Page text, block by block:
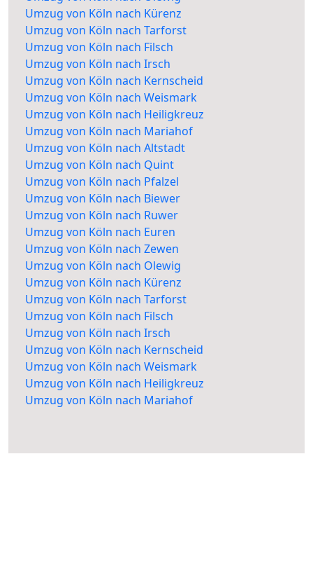
Umzug von Köln nach Kürenz
Umzug von Köln nach Tarforst
Umzug von Köln nach Filsch
Umzug von Köln nach Irsch
Umzug von Köln nach Kernscheid
Umzug von Köln nach Weismark
Umzug von Köln nach Heiligkreuz
Umzug von Köln nach Mariahof
Umzug von Köln nach Altstadt
Umzug von Köln nach Quint
Umzug von Köln nach Pfalzel
Umzug von Köln nach Biewer
Umzug von Köln nach Ruwer
Umzug von Köln nach Euren
Umzug von Köln nach Zewen
Umzug von Köln nach Olewig
Umzug von Köln nach Kürenz
Umzug von Köln nach Tarforst
Umzug von Köln nach Filsch
Umzug von Köln nach Irsch
Umzug von Köln nach Kernscheid
Umzug von Köln nach Weismark
Umzug von Köln nach Heiligkreuz
Umzug von Köln nach Mariahof